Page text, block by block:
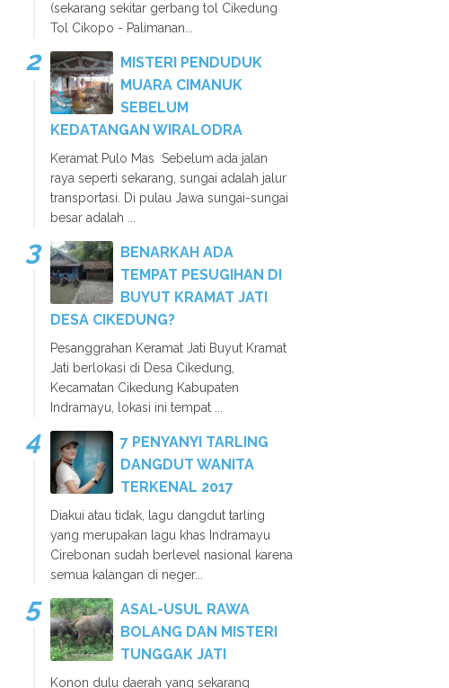
(sekarang sekitar gerbang tol Cikedung
Tol Cikopo - Palimanan...
MISTERI PENDUDUK
MUARA CIMANUK
SEBELUM
KEDATANGAN WIRALODRA
Keramat Pulo Mas Sebelum ada jalan
raya seperti sekarang, sungai adalah jalur
transportasi. Di pulau Jawa sungai-sungai
besar adalah ...
BENARKAH ADA
TEMPAT PESUGIHAN DI
BUYUT KRAMAT JATI
DESA CIKEDUNG?
Pesanggrahan Keramat Jati Buyut Kramat
Jati berlokasi di Desa Cikedung,
Kecamatan Cikedung Kabupaten
Indramayu, lokasi ini tempat ...
7 PENYANYI TARLING
DANGDUT WANITA
TERKENAL 2017
Diakui atau tidak, lagu dangdut tarling
yang merupakan lagu khas Indramayu
Cirebonan sudah berlevel nasional karena
semua kalangan di neger...
ASAL-USUL RAWA
BOLANG DAN MISTERI
TUNGGAK JATI
Konon dulu daerah yang sekarang